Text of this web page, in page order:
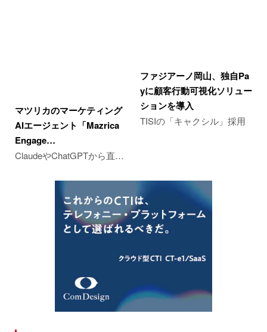
マツリカのマーケティング
AIエージェント「Mazrica
Engage…
ClaudeやChatGPTから直…
ファジアーノ岡山、独自Pa
yに顧客行動可視化ソリュー
ションを導入
TISIの「キャクシル」採用